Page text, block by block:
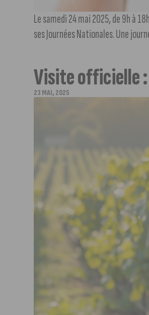
Le samedi 24 mai 2025, de 9h à
ses Journées Nationales. Une
Visite officielle :
23 MAI, 2025